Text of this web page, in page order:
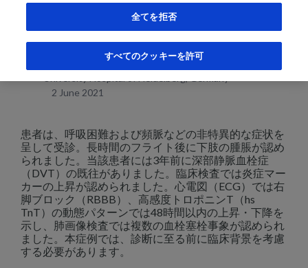
Dr Evangelos Giannitsis
Cardiologist, Medical Director of Chest Pain Unit,
2 June 2021
患者は、呼吸困難および頻脈などの非特異的な症状を
呈して受診。長時間のフライト後に下肢の腫脹が認め
られました。当該患者には3年前に深部静脈血栓症
（DVT）の既往がありました。臨床検査では炎症マー
カーの上昇が認められました。心電図（ECG）では右
脚ブロック（RBBB）、高感度トロポニンT（hs
TnT）の動態パターンでは48時間以内の上昇・下降を
示し、肺画像検査では複数の血栓塞栓事象が認められ
ました。本症例では、診断に至る前に臨床背景を考慮
する必要があります。
全てを拒否
すべてのクッキーを許可